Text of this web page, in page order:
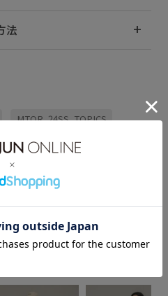
法
MTOR_24SS_TOPICS
MU_STY25SS_4
モダン
ューズ 別注 秋冬
見る